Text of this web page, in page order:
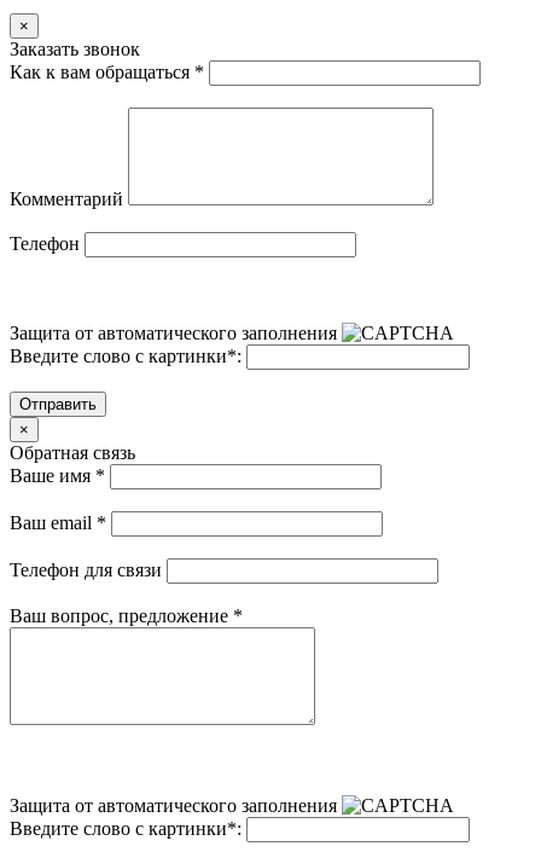
×
Заказать звонок
Как к вам обращаться *
Комментарий
Телефон
Защита от автоматического заполнения
Введите слово с картинки*:
Отправить
×
Обратная связь
Ваше имя *
Ваш email *
Телефон для связи
Ваш вопрос, предложение *
Защита от автоматического заполнения
Введите слово с картинки*: